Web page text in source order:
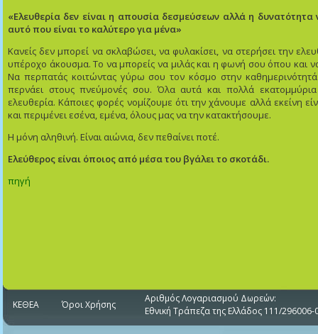
«Ελευθερία δεν είναι η απουσία δεσμεύσεων αλλά η
αυτό που είναι το καλύτερο για μένα»
Κανείς δεν μπορεί να σκλαβώσει, να φυλακίσει, να στερήσει την
υπέροχο άκουσμα. Το να μπορείς να μιλάς και η φωνή σου όπου και
Να περπατάς κοιτώντας γύρω σου τον κόσμο στην
περνάει στους πνεύμονές σου. Όλα αυτά και πολλά
ελευθερία. Κάποιες φορές νομίζουμε ότι την χάνουμε αλλά εκείνη
και περιμένει εσένα, εμένα, όλους μας να την κατακτήσουμε.
Η μόνη αληθινή. Είναι αιώνια, δεν πεθαίνει ποτέ.
Ελεύθερος είναι όποιος από μέσα του βγάλει το σκοτάδι.
πηγή
ΚΕΘΕΑ Όροι Χρήσης
Αριθμός Λογαριασμού Δωρεών:
Εθνική Τράπεζα της Ελλάδος 111/296006-